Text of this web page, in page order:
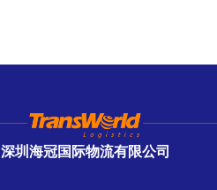
深圳海冠国际物流有限公司